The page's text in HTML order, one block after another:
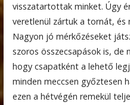
visszatartottak minket. Úgy
veretlenül zártuk a tornát, és
Nagyon jó mérkőzéseket
szoros összecsapások is,
hogy csapatként a lehető
minden meccsen győztesen
ezen a hétvégén remekül